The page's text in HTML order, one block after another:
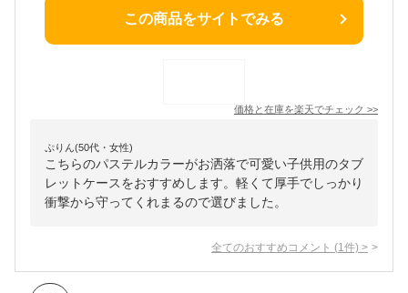
この商品をサイトでみる
価格と在庫を楽天でチェック >>
ぷりん(50代・女性)
こちらのパステルカラーがお洒落で可愛い子供用のタブ
レットケースをおすすめします。軽くて厚手でしっかり
衝撃から守ってくれまるので選びました。
全てのおすすめコメント (1 件) >